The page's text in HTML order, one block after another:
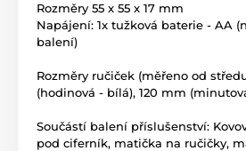
Rozměry 55 x 55 x 17 mm
Napájení: 1x tužková baterie - AA
balení)
Rozměry ručiček (měřeno od
(hodinová - bílá), 120 mm
Součástí balení příslušenství:
pod ciferník, matička na ručičky,